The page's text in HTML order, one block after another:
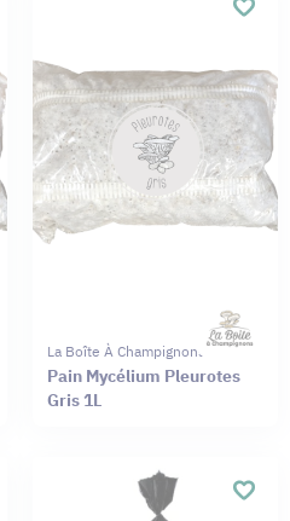
La Boîte À Champignons
Pain Mycélium Pleurotes
Gris 1L